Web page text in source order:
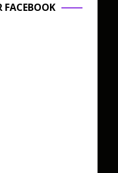
FACEBOOK